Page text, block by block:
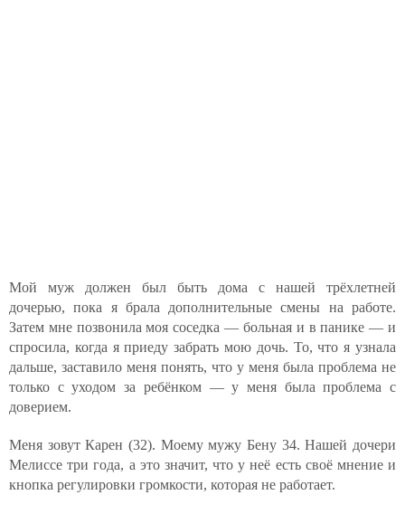
Мой муж должен был быть дома с нашей трёхлетней
дочерью, пока я брала дополнительные смены на работе.
Затем мне позвонила моя соседка — больная и в панике — и
спросила, когда я приеду забрать мою дочь. То, что я узнала
дальше, заставило меня понять, что у меня была проблема не
только с уходом за ребёнком — у меня была проблема с
доверием.
Меня зовут Карен (32). Моему мужу Бену 34. Нашей дочери
Мелиссе три года, а это значит, что у неё есть своё мнение и
кнопка регулировки громкости, которая не работает.